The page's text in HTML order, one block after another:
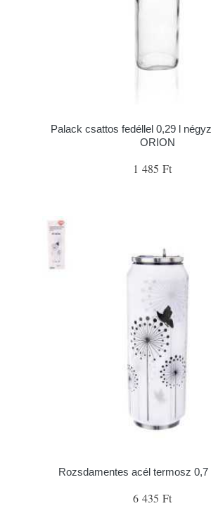
Palack csattos fedéllel 0,29 l
ORION
1 485 Ft
Rozsdamentes acél termosz 0,7
6 435 Ft